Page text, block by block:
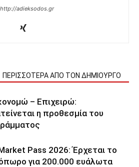
http://adieksodos.gr
ΠΕΡΙΣΣΟΤΕΡΑ ΑΠΟ ΤΟΝ ΔΗΜΙΟΥΡΓΟ
– Επιχειρώ:
η προθεσμία του
Pass 2026: Έρχεται το
για 200.000 ευάλωτα